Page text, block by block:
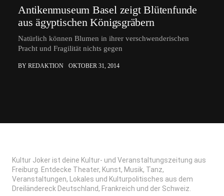
Antikenmuseum Basel zeigt Blütenfunde
aus ägyptischen Königsgräbern
Natürlich können Blumen in ihrer verschwenderischen
Pracht und Fragilität nichts gegen
BY REDAKTION OKTOBER 31, 2014
Kultur Joker ist deine Kultur- und Veranstaltungszeitung aus
Freiburg. Entdecke Theater, Kunst, Musik, Tanz,
Veranstaltungen, Lokales und Kulturpolitisches aus dem
Dreiländereck Deutschland, Frankreich und der Schweiz.